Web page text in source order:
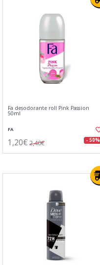
Fa desodorante roll Pink Passion
50ml
FA
1,20€ 2,40€ - 50%